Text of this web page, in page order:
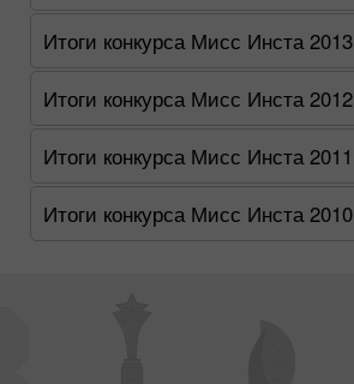
Итоги конкурса Мисс Инста 2013
Итоги конкурса Мисс Инста 2012
Итоги конкурса Мисс Инста 2011
Итоги конкурса Мисс Инста 2010